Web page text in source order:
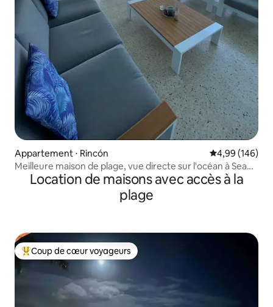
Appartement ⋅ Rincón Évaluation
4,99 (146)
Meilleure maison de plage, vue directe sur l'océan à Sea
Beach !
Location de maisons avec accès à la
plage
Coups de cœur voyageurs les plus appréciés
Coup de cœur voyageurs